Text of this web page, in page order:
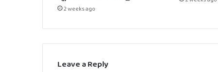
2 weeks ago
Leave a Reply